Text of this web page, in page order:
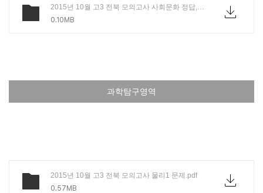
2015년 10월 고3 전북 모의고사 사회문화 정답,해설.PDF
0.10MB
과학탐구영역
2015년 10월 고3 전북 모의고사 물리1 문제.pdf
0.57MB